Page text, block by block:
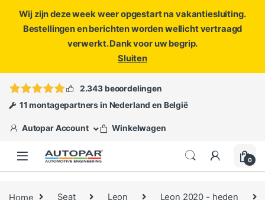
Wij zijn deze week weer opgestart na vakantiesluiting.
Bestellingen en berichten worden wellicht vertraagd
verwerkt. Dank voor uw begrip.
Sluiten
ofopen een ticket
2.343 beoordelingen
11 montagepartners in Nederland en België
Autopar Account Winkelwagen
0
Home Seat Leon Leon 2020 - heden